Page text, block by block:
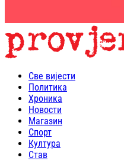
Све вијести
Политика
Хроника
Новости
Магазин
Спорт
Култура
Став